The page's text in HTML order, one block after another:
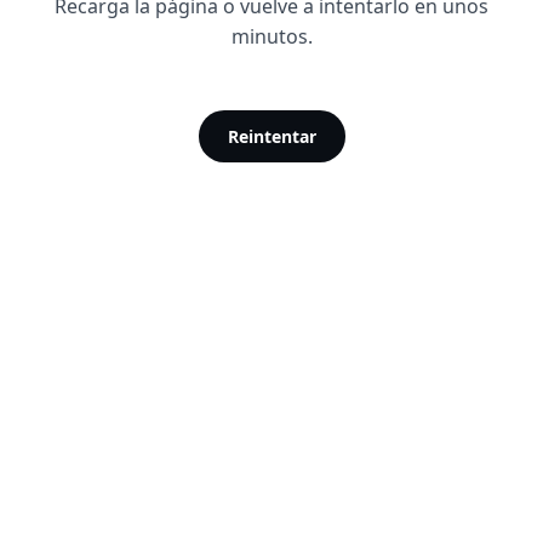
Recarga la página o vuelve a intentarlo en unos
minutos.
Reintentar